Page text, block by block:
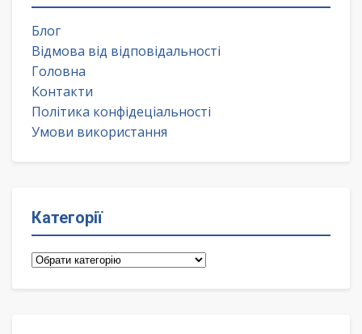
Блог
Відмова від відповідальності
Головна
Контакти
Політика конфідеціальності
Умови використання
Категорії
Категорії